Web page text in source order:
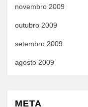
novembro 2009
outubro 2009
setembro 2009
agosto 2009
META